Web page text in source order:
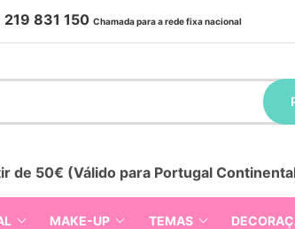
219 831 150 Chamada para a rede fixa nacional
de 50€ (Válido para Portugal
MAKE-UP TEMAS